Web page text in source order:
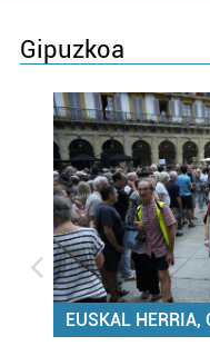
Gipuzkoa
EUSKAL HERRIA,